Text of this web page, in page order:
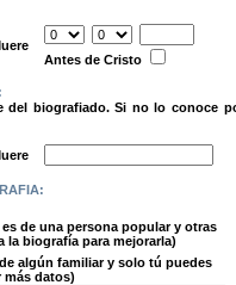
Antes de Cristo
biografiado. Si no lo conoce
de una persona popular y otras
la biografía para mejorarla)
algún familiar y solo tú puedes
más datos)